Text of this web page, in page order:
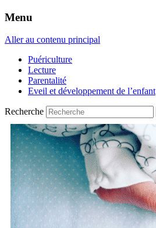
Menu
Aller au contenu principal
Puériculture
Lecture
Parentalité
Eveil et développement de l’enfant
Recherche